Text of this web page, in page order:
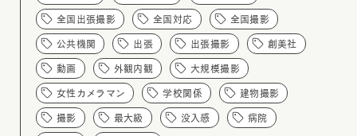
全国出張撮影 全国対応 全国撮影
公共機関 出張 出張撮影 創美社
動画 外観内観 大規模撮影
女性カメラマン 学校関係 建物撮影
撮影 最大級 没入感 病院